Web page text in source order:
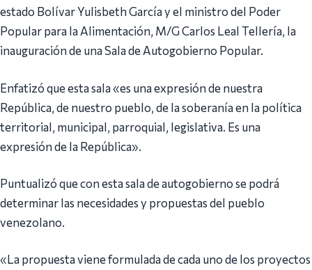
estado Bolívar Yulisbeth García y el ministro del Poder
Popular para la Alimentación, M/G Carlos Leal Tellería, la
inauguración de una Sala de Autogobierno Popular.
Enfatizó que esta sala «es una expresión de nuestra
República, de nuestro pueblo, de la soberanía en la política
territorial, municipal, parroquial, legislativa. Es una
expresión de la República».
Puntualizó que con esta sala de autogobierno se podrá
determinar las necesidades y propuestas del pueblo
venezolano.
«La propuesta viene formulada de cada uno de los proyectos